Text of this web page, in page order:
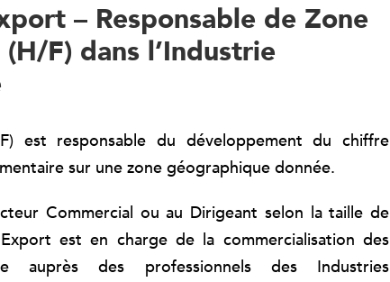
– Responsable de Zone
F) dans l’Industrie
est responsable du développement du chiffre
sur une zone géographique donnée.
Commercial ou au Dirigeant selon la taille de
est en charge de la commercialisation des
auprès des professionnels des Industries